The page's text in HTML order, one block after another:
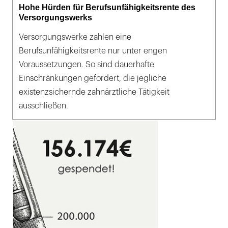
Hohe Hürden für Berufsunfähigkeitsrente des
Versorgungswerks
Versorgungswerke zahlen eine
Berufsunfähigkeitsrente nur unter engen
Voraussetzungen. So sind dauerhafte
Einschränkungen gefordert, die jegliche
existenzsichernde zahnärztliche Tätigkeit
ausschließen.